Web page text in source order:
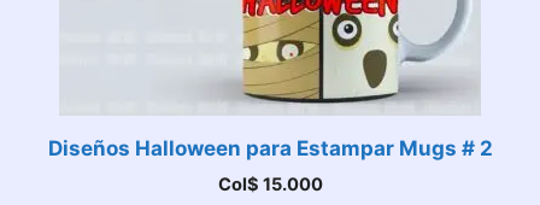
Diseños Halloween para Estampar Mugs # 2
Col$ 15.000